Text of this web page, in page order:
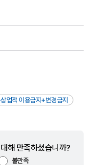
업적 이용금지+변경금지
해 만족하셨습니까?
불만족